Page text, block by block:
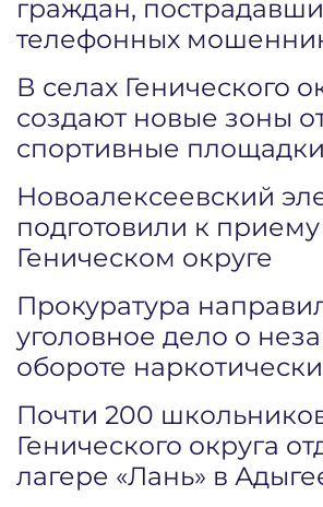
граждан,
телефонных
В селах Генического
создают новые зоны
спортивные площадки
Новоалексеевский
подготовили к
Геническом округе
Прокуратура
уголовное дело о
обороте
Почти 200
Генического округа
лагере «Лань» в